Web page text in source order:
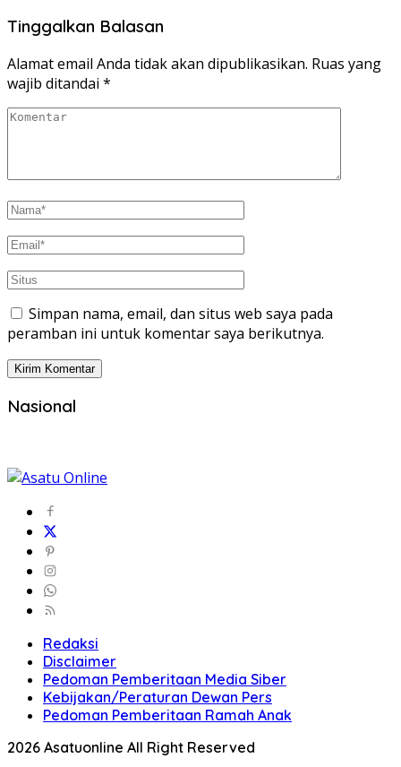
Tinggalkan Balasan
Alamat email Anda tidak akan dipublikasikan. Ruas yang
wajib ditandai *
Simpan nama, email, dan situs web saya pada
peramban ini untuk komentar saya berikutnya.
Nasional
Redaksi
Disclaimer
Pedoman Pemberitaan Media Siber
Kebijakan/Peraturan Dewan Pers
Pedoman Pemberitaan Ramah Anak
2026 Asatuonline All Right Reserved